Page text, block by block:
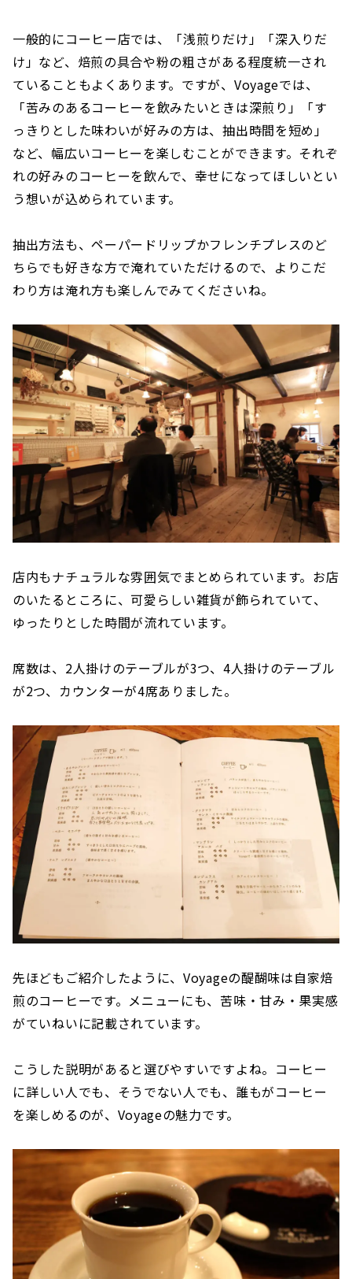
一般的にコーヒー店では、「浅煎りだけ」「深入りだ
け」など、焙煎の具合や粉の粗さがある程度統一され
ていることもよくあります。ですが、Voyageでは、
「苦みのあるコーヒーを飲みたいときは深煎り」「す
っきりとした味わいが好みの方は、抽出時間を短め」
など、幅広いコーヒーを楽しむことができます。それぞ
れの好みのコーヒーを飲んで、幸せになってほしいとい
う想いが込められています。
抽出方法も、ペーパードリップかフレンチプレスのど
ちらでも好きな方で淹れていただけるので、よりこだ
わり方は淹れ方も楽しんでみてくださいね。
店内もナチュラルな雰囲気でまとめられています。お店
のいたるところに、可愛らしい雑貨が飾られていて、
ゆったりとした時間が流れています。
席数は、2人掛けのテーブルが3つ、4人掛けのテーブル
が2つ、カウンターが4席ありました。
先ほどもご紹介したように、Voyageの醍醐味は自家焙
煎のコーヒーです。メニューにも、苦味・甘み・果実感
がていねいに記載されています。
こうした説明があると選びやすいですよね。コーヒー
に詳しい人でも、そうでない人でも、誰もがコーヒー
を楽しめるのが、Voyageの魅力です。